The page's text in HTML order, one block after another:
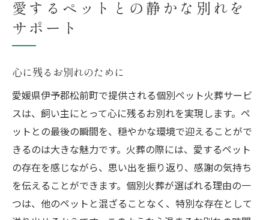
愛するペットとの静かな別れを
サポート
心に残るお別れのために
愛媛県伊予郡松前町で提供される個別ペット火葬サービ
スは、飼い主にとって心に残るお別れを実現します。ペ
ットとの最後の瞬間を、穏やかな環境で迎えることがで
きるのは大きな魅力です。火葬の際には、愛するペット
の存在を感じながら、思い出を振り返り、感謝の気持ち
を伝えることができます。個別火葬が選ばれる理由の一
つは、他のペットと混ざることなく、特別な存在として